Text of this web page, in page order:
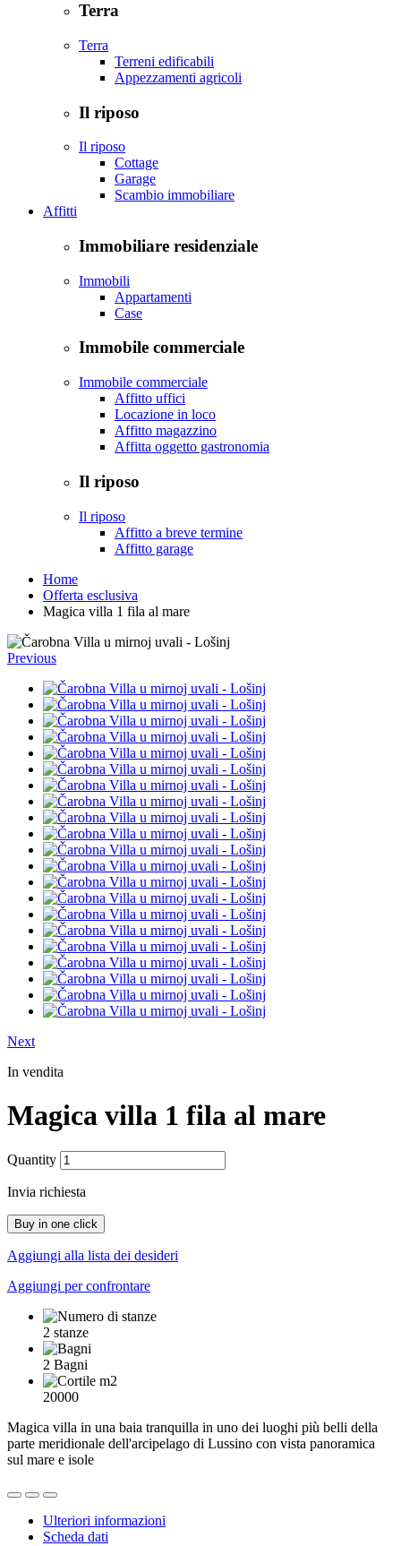
Terra
Terra
Terreni edificabili
Appezzamenti agricoli
Il riposo
Il riposo
Cottage
Garage
Scambio immobiliare
Affitti
Immobiliare residenziale
Immobili
Appartamenti
Case
Immobile commerciale
Immobile commerciale
Affitto uffici
Locazione in loco
Affitto magazzino
Affitta oggetto gastronomia
Il riposo
Il riposo
Affitto a breve termine
Affitto garage
Home
Offerta esclusiva
Magica villa 1 fila al mare
Previous
Next
In vendita
Magica villa 1 fila al mare
Quantity
Invia richiesta
Buy in one click
Aggiungi alla lista dei desideri
Aggiungi per confrontare
2 stanze
2 Bagni
20000
Magica villa in una baia tranquilla in uno dei luoghi più belli della
parte meridionale dell'arcipelago di Lussino con vista panoramica
sul mare e isole
Ulteriori informazioni
Scheda dati